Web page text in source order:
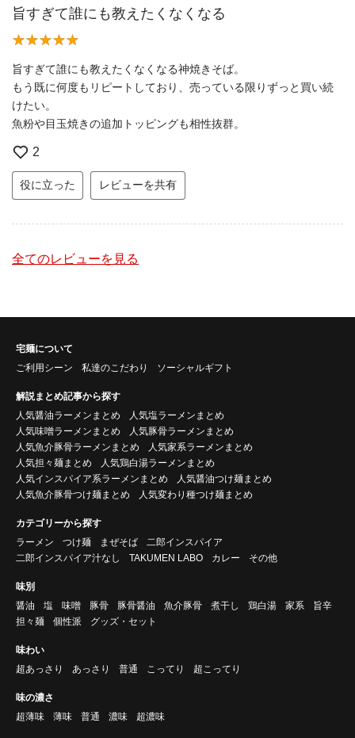
旨すぎて誰にも教えたくなくなる
旨すぎて誰にも教えたくなくなる神焼きそば。
もう既に何度もリピートしており、売っている限りずっと買い続
けたい。
魚粉や目玉焼きの追加トッピングも相性抜群。
2
役に立った レビューを共有
全てのレビューを見る
宅麺について
ご利用シーン
私達のこだわり ソーシャルギフト
解説まとめ記事から探す
人気醤油ラーメンまとめ
人気塩ラーメンまとめ
人気味噌ラーメンまとめ
人気豚骨ラーメンまとめ
人気魚介豚骨ラーメンまとめ
人気家系ラーメンまとめ
人気担々麺まとめ
人気鶏白湯ラーメンまとめ
人気インスパイア系ラーメンまとめ
人気醤油つけ麺まとめ
人気魚介豚骨つけ麺まとめ
人気変わり種つけ麺まとめ
カテゴリーから探す
ラーメン
つけ麺 まぜそば
二郎インスパイア
二郎インスパイア汁なし
TAKUMEN LABO カレー その他
味別
醤油
塩 味噌 豚骨 豚骨醤油 魚介豚骨 煮干し 鶏白湯 家系
旨辛
担々麺
個性派 グッズ・セット
味わい
超あっさり
あっさり 普通 こってり 超こってり
味の濃さ
超薄味
薄味 普通 濃味 超濃味